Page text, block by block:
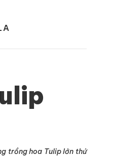
trồng hoa Tulip lớn thứ